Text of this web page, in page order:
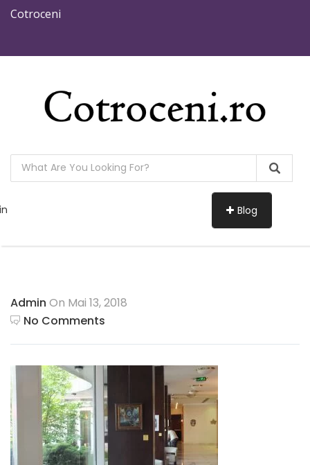
Cotroceni
Blog
Admin On Mai 13, 2018
No Comments